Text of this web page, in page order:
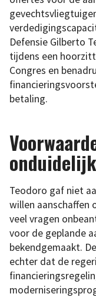
Defensie Gilberto
tijdens een
Congres en
betaling.
onduidelijk
Teodoro gaf niet
willen aanschaffen
veel vragen
voor de geplande
bekendgemaakt.
echter dat de